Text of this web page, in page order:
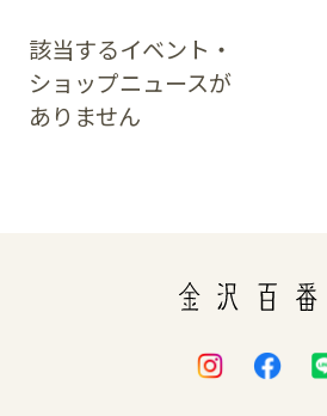
館内サービス
施設からのお知らせ
該当するイベント・
ショップニュースが
ありません